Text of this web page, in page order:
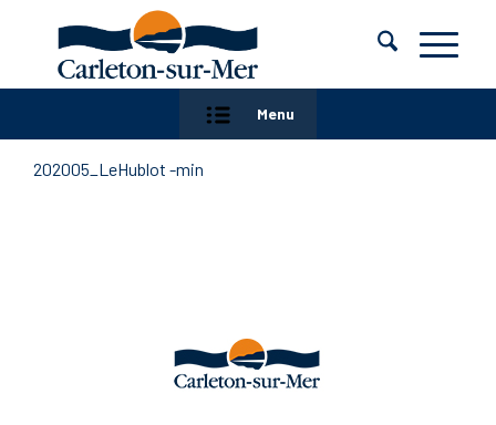
Menu
202005_LeHublot -min